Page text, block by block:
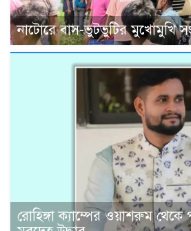
নাটোরে বাস-ভুটভুটির মুখোমুখি
রোহিঙ্গা ক্যাম্পের ওয়াশরুম